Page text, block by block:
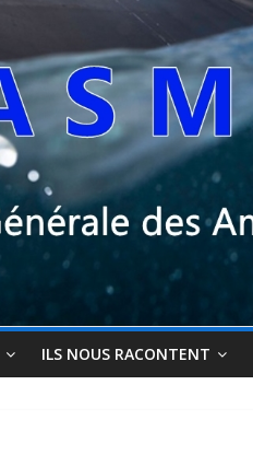
ILS NOUS RACONTENT